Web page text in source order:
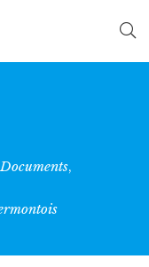
Documents,